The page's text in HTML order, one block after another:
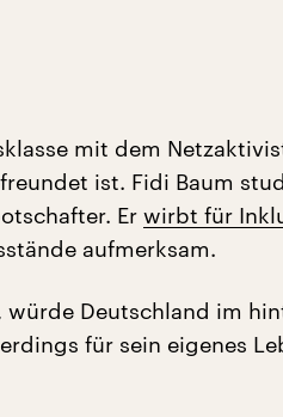
mit dem
ist. Fidi Baum
Er wirbt für
aufmerksam.
würde Deutschland im
für sein eigenes